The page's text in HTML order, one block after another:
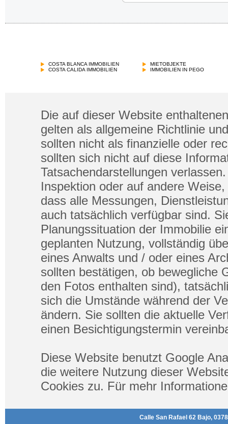
€ 25,000 in Vall de Gallinera
COSTA BLANCA IMMOBILIEN
COSTA CALIDA IMMOBILIEN
MIETOBJEKTE
IMMOBILIEN IN PEGO
Die auf dieser Website
gelten als allgemeine Richtlinie
sollten nicht als finanzielle oder
sollten sich nicht auf diese
Tatsachendarstellungen
Inspektion oder auf andere
dass alle Messungen,
auch tatsächlich verfügbar sind.
Planungssituation der Immobilie
geplanten Nutzung, vollständig
eines Anwalts und / oder eines
sollten bestätigen, ob bewegliche
den Fotos enthalten sind),
sich die Umstände während der
ändern. Sie sollten die aktuelle
einen Besichtigungstermin
Diese Website benutzt Google
die weitere Nutzung dieser
Cookies zu. Für mehr
Calle San Rafael 62 Bajo,